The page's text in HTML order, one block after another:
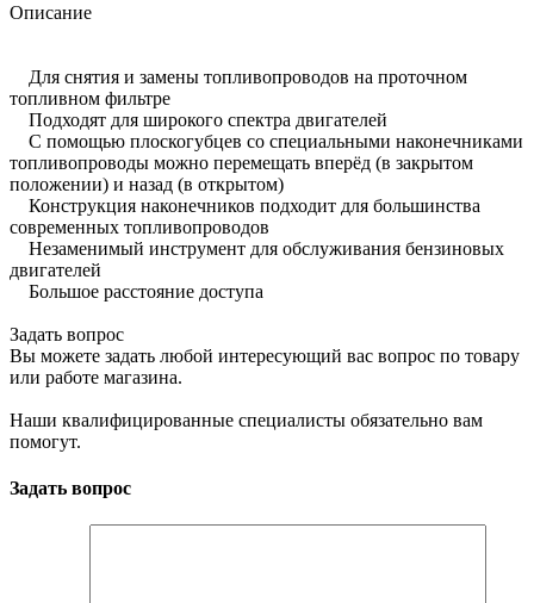
Описание
Для снятия и замены топливопроводов на проточном
топливном фильтре
Подходят для широкого спектра двигателей
С помощью плоскогубцев со специальными наконечниками
топливопроводы можно перемещать вперёд (в закрытом
положении) и назад (в открытом)
Конструкция наконечников подходит для большинства
современных топливопроводов
Незаменимый инструмент для обслуживания бензиновых
двигателей
Большое расстояние доступа
Задать вопрос
Вы можете задать любой интересующий вас вопрос по товару
или работе магазина.
Наши квалифицированные специалисты обязательно вам
помогут.
Задать вопрос